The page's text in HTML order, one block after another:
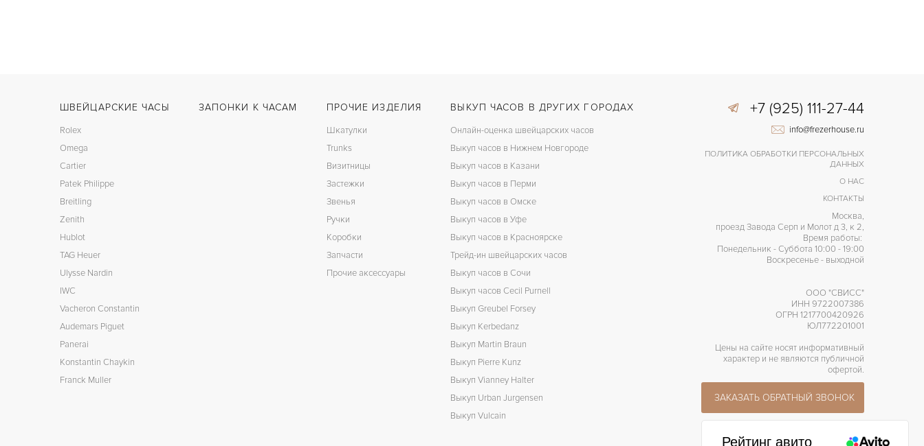
ШВЕЙЦАРСКИЕ ЧАСЫ
Rolex
Omega
Cartier
Patek Philippe
Breitling
Zenith
Hublot
TAG Heuer
Ulysse Nardin
IWC
Vacheron Constantin
Audemars Piguet
Panerai
Konstantin Chaykin
Franck Muller
ЗАПОНКИ К ЧАСАМ ПРОЧИЕ ИЗДЕЛИЯ
Шкатулки
Trunks
Визитницы
Застежки
Звенья
Ручки
Коробки
Запчасти
Прочие аксессуары
ВЫКУП ЧАСОВ В ДРУГИХ ГОРОДАХ
Онлайн-оценка швейцарских часов
Выкуп часов в Нижнем Новгороде
Выкуп часов в Казани
Выкуп часов в Перми
Выкуп часов в Омске
Выкуп часов в Уфе
Выкуп часов в Красноярске
Трейд-ин швейцарских часов
Выкуп часов в Сочи
Выкуп часов Cecil Purnell
Выкуп Greubel Forsey
Выкуп Kerbedanz
Выкуп Martin Braun
Выкуп Pierre Kunz
Выкуп Vianney Halter
Выкуп Urban Jurgensen
Выкуп Vulcain
+7 (925) 111-27-44
info@frezerhouse.ru
ПОЛИТИКА ОБРАБОТКИ ПЕРСОНАЛЬНЫХ
ДАННЫХ
О НАС
КОНТАКТЫ
Москва,
проезд Завода Серп и Молот д 3, к 2,
Время работы:
Понедельник - Суббота 10:00 - 19:00
Воскресенье - выходной
ООО "СВИСС"
ИНН 9722007386
ОГРН 1217700420926
ЮЛ772201001
Цены на сайте носят информативный
характер и не являются публичной
офертой.
ЗАКАЗАТЬ ОБРАТНЫЙ ЗВОНОК
Рейтинг авито